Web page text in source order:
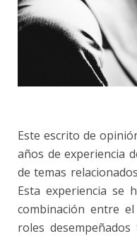
Este escrito de
años de experiencia
de temas
Esta experiencia se
combinación entre
roles